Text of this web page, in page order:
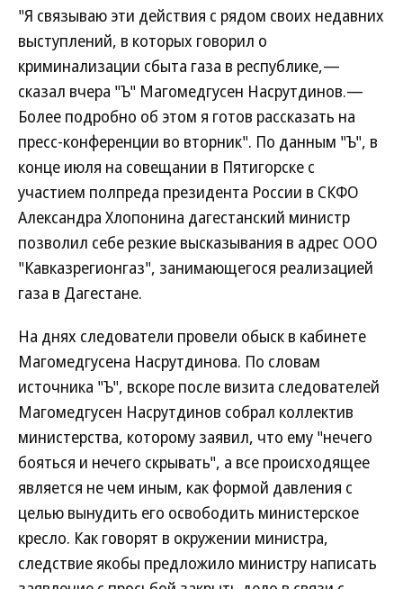
"Я связываю эти действия с рядом своих недавних
выступлений, в которых говорил о
криминализации сбыта газа в республике,—
сказал вчера "Ъ" Магомедгусен Насрутдинов.—
Более подробно об этом я готов рассказать на
пресс-конференции во вторник". По данным "Ъ", в
конце июля на совещании в Пятигорске с
участием полпреда президента России в СКФО
Александра Хлопонина дагестанский министр
позволил себе резкие высказывания в адрес ООО
"Кавказрегионгаз", занимающегося реализацией
газа в Дагестане.
На днях следователи провели обыск в кабинете
Магомедгусена Насрутдинова. По словам
источника "Ъ", вскоре после визита следователей
Магомедгусен Насрутдинов собрал коллектив
министерства, которому заявил, что ему "нечего
бояться и нечего скрывать", а все происходящее
является не чем иным, как формой давления с
целью вынудить его освободить министерское
кресло. Как говорят в окружении министра,
следствие якобы предложило министру написать